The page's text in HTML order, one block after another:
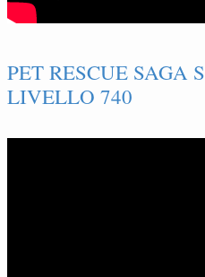
PET RESCUE SAGA
LIVELLO 740